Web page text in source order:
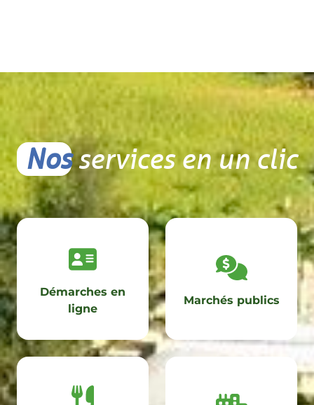
Nosservices en un clic
Démarches en
ligne
Marchés publics